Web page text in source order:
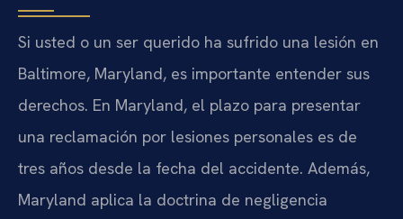
Si usted o un ser querido ha sufrido una lesión en
Baltimore, Maryland, es importante entender sus
derechos. En Maryland, el plazo para presentar
una reclamación por lesiones personales es de
tres años desde la fecha del accidente. Además,
Maryland aplica la doctrina de negligencia